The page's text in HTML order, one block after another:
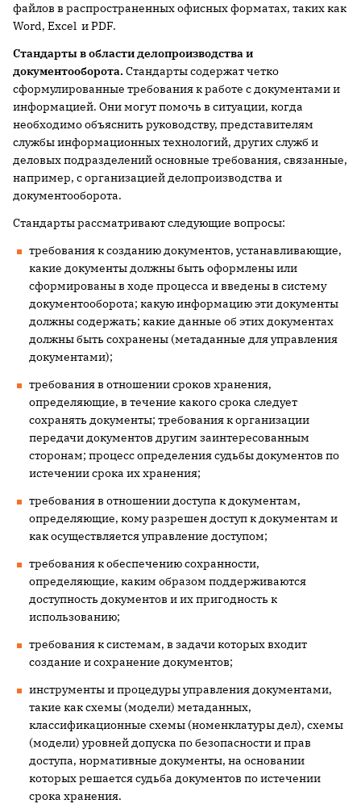
файлов в распространенных офисных форматах, таких как
Word, Excel и PDF.
Стандарты в области делопроизводства и
документооборота. Стандарты содержат четко
сформулированные требования к работе с документами и
информацией. Они могут помочь в ситуации, когда
необходимо объяснить руководству, представителям
службы информационных технологий, других служб и
деловых подразделений основные требования, связанные,
например, с организацией делопроизводства и
документооборота.
Стандарты рассматривают следующие вопросы:
требования к созданию документов, устанавливающие,
какие документы должны быть оформлены или
сформированы в ходе процесса и введены в систему
документооборота; какую информацию эти документы
должны содержать; какие данные об этих документах
должны быть сохранены (метаданные для управления
документами);
требования в отношении сроков хранения,
определяющие, в течение какого срока следует
сохранять документы; требования к организации
передачи документов другим заинтересованным
сторонам; процесс определения судьбы документов по
истечении срока их хранения;
требования в отношении доступа к документам,
определяющие, кому разрешен доступ к документам и
как осуществляется управление доступом;
требования к обеспечению сохранности,
определяющие, каким образом поддерживаются
доступность документов и их пригодность к
использованию;
требования к системам, в задачи которых входит
создание и сохранение документов;
инструменты и процедуры управления документами,
такие как схемы (модели) метаданных,
классификационные схемы (номенклатуры дел), схемы
(модели) уровней допуска по безопасности и прав
доступа, нормативные документы, на основании
которых решается судьба документов по истечении
срока хранения.